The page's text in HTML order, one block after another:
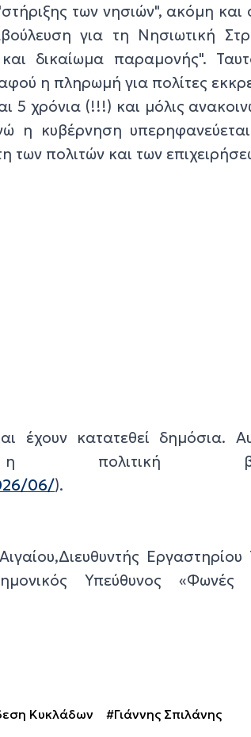
των νησιών", ακόμη
για τη Νησιωτική
δικαίωμα παραμονής".
η πληρωμή για πολίτες
5 χρόνια (!!!) και μόλις
η κυβέρνηση
των πολιτών και των
έχουν κατατεθεί δημόσια.
η πολιτική
06/).
Εργαστηρίου
Υπεύθυνος
Κυκλάδων #Γιάννης Σπιλάνης